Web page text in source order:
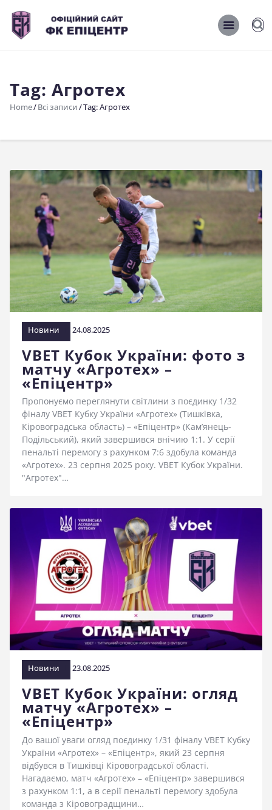
Tag: Агротех
Home Всі записи Tag: Агротех
ОФІЦІЙНИЙ САЙТ ФК ЕПІЦЕНТР
ОФІЦІЙНИЙ САЙТ ФК ЕПІЦЕНТР
Головна
Новини
Фото
Історія
Клуб
Фан-шоп
Правила поведінки на
стадіоні
Новини 24.08.2025
VBET Кубок України: фото з
матчу «Агротех» –
«Епіцентр»
Пропонуємо переглянути світлини з поєдинку 1/32
фіналу VBET Кубку України «Агротех» (Тишківка,
Кіровоградська область) – «Епіцентр» (Кам’янець-
Подільський), який завершився внічию 1:1. У серії
пенальті перемогу з рахунком 7:6 здобула команда
«Агротех». 23 серпня 2025 року. VBET Кубок України.
"Агротех"…
Новини 23.08.2025
VBET Кубок України: огляд
матчу «Агротех» –
«Епіцентр»
До вашої уваги огляд поєдинку 1/31 фіналу VBET Кубку
України «Агротех» – «Епіцентр», який 23 серпня
відбувся в Тишківці Кіровоградської області.
Нагадаємо, матч «Агротех» – «Епіцентр» завершився
з рахунком 1:1, а в серії пенальті перемогу здобула
команда з Кіровоградщини…